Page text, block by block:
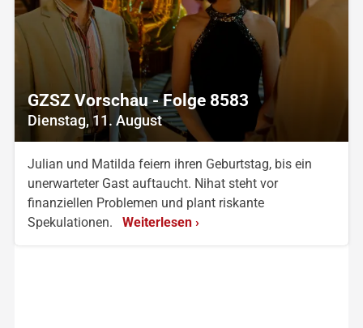
GZSZ Vorschau - Folge 8583
Dienstag, 11. August
Julian und Matilda feiern ihren Geburtstag, bis ein
unerwarteter Gast auftaucht. Nihat steht vor
finanziellen Problemen und plant riskante
Spekulationen. Weiterlesen ›